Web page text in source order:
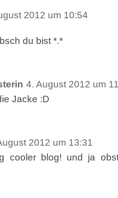
2012 um 10:54
du bist *.*
4. August 2012 um
Jacke :D
2012 um 13:31
cooler blog! und ja